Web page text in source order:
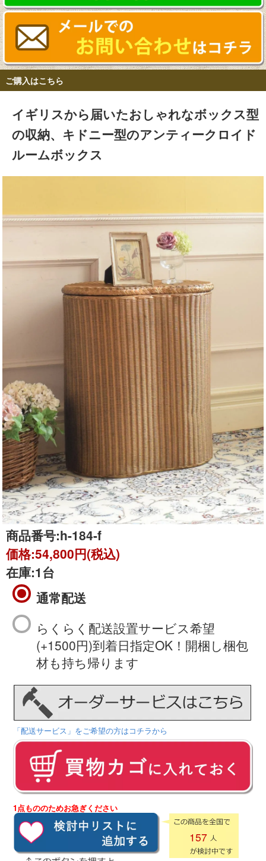
ご購入はこちら
イギリスから届いたおしゃれなボックス型
の収納、キドニー型のアンティークロイド
ルームボックス
商品番号:h-184-f
価格:54,800円(税込)
在庫:1台
通常配送
らくらく配送設置サービス希望
(+1500円)到着日指定OK！開梱し梱包
材も持ち帰ります
「配送サービス」をご希望の方はコチラから
1点もののためお急ぎください
157